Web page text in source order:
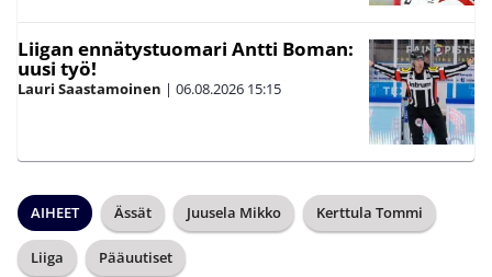
Liigan ennätystuomari Antti Boman:
uusi työ!
Lauri Saastamoinen | 06.08.2026 15:15
AIHEET Ässät Juusela Mikko Kerttula Tommi
Liiga Pääuutiset